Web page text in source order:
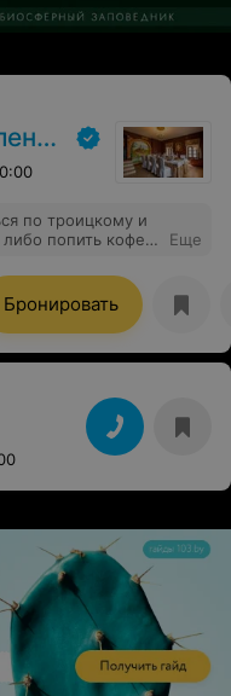
по троицкому и
либо попить кофе.
Еще
Бронировать